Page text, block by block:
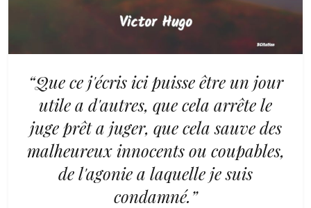
“Que ce j'écris ici puisse être un jour
utile a d'autres, que cela arrête le
juge prêt a juger, que cela sauve des
malheureux innocents ou coupables,
de l'agonie a laquelle je suis
condamné.”